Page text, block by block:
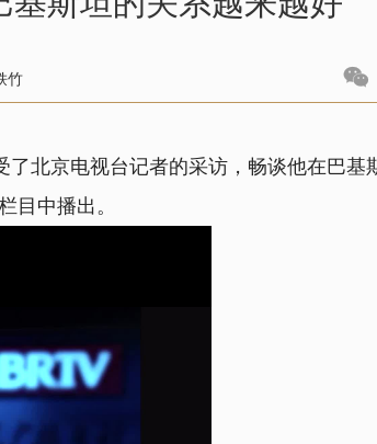
竹
北京电视台记者的采访，畅谈他在巴基
目中播出。